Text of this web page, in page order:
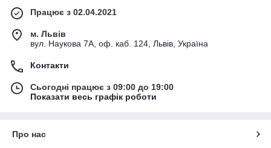
Працює з 02.04.2021
м. Львів
вул. Наукова 7А, оф. каб. 124, Львів, Україна
Контакти
Сьогодні працює з 09:00 до 19:00
Показати весь графік роботи
Про нас